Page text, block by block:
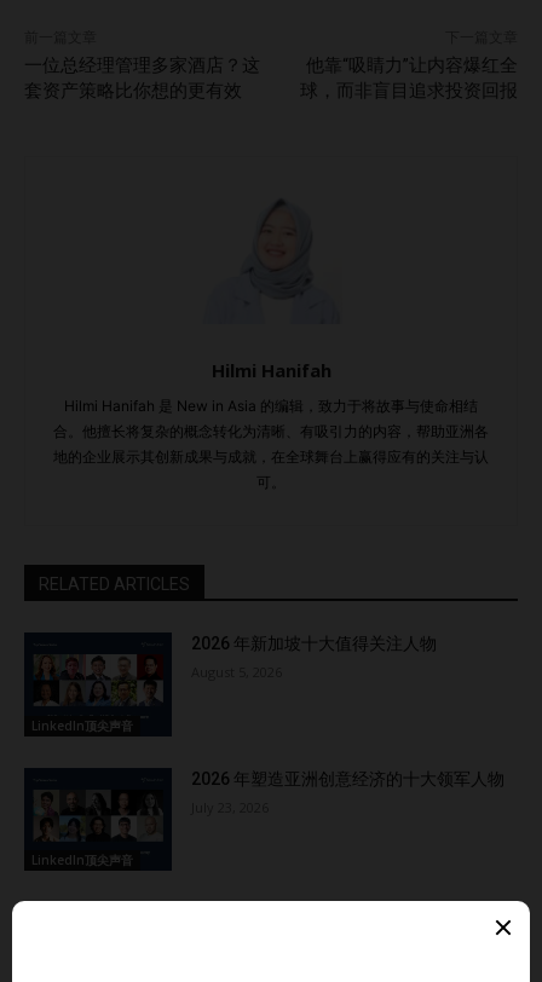
一位总经理管理多家酒店？这
套资产策略比你想的更有效
他靠“吸睛力”让内容爆红全
球，而非盲目追求投资回报
Hilmi Hanifah
Hilmi Hanifah 是 New in Asia 的编辑，致力于将故事与使命相结
合。他擅长将复杂的概念转化为清晰、有吸引力的内容，帮助亚洲各
地的企业展示其创新成果与成就，在全球舞台上赢得应有的关注与认
可。
RELATED ARTICLES
LinkedIn顶尖声音
2026 年新加坡十大值得关注人物
LinkedIn顶尖声音
2026 年塑造亚洲创意经济的十大领军人物